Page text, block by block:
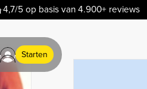
4,7/5 op basis van 4.900+ reviews
Starten